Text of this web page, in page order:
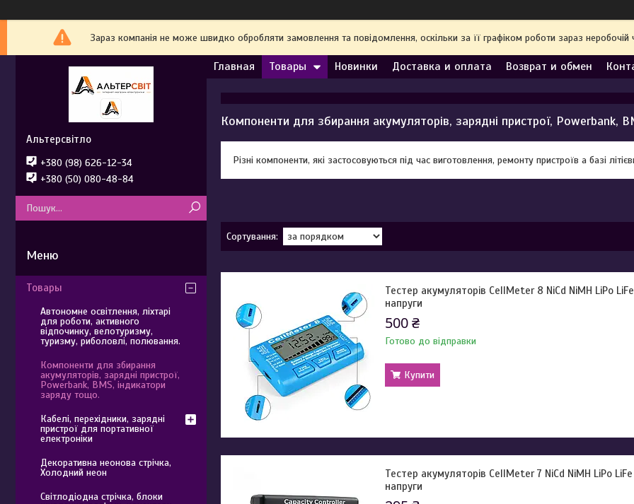
Зараз компанія не може швидко обробляти замовлення та повідомлення, оскільки за її графіком роботи зараз
Главная Товары Новинки Доставка и оплата Возврат и обмен
Компоненти для збирання акумуляторів, зарядні пристрої, Powerbank,
Різні компоненти, які застосовуються під час виготовлення, ремонту пристроїв а базі
Тестер акумуляторів CellMeter 8 NiCd NiMH LiPo
напруги
500 ₴
Готово до відправки
Купити
Тестер акумуляторів CellMeter 7 NiCd NiMH LiPo
напруги
Альтерсвітло
+380 (98) 626-12-34
+380 (50) 080-48-84
Товары
Автономне освітлення, ліхтарі
для роботи, активного
відпочинку, велотуризму,
туризму, риболовлі, полювання.
Компоненти для збирання
акумуляторів, зарядні пристрої,
Powerbank, BMS, індикатори
заряду тощо.
Кабелі, перехідники, зарядні
пристрої для портативної
електроніки
Декоративна неонова стрічка,
Холодний неон
Світлодіодна стрічка, блоки